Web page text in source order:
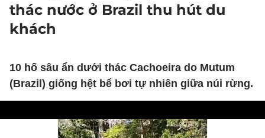
thác nước ở Brazil thu hút du
khách
10 hố sâu ẩn dưới thác Cachoeira do Mutum
(Brazil) giống hệt bể bơi tự nhiên giữa núi rừng.